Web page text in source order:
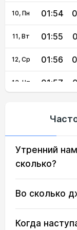
10, Пн 01:54
11, Вт 01:55
12, Ср 01:56
13, Чт 01:57
16, Вс 01:59
18, Вт 02:01
19, Ср 02:03
Утренний
сколько?
Во сколько
Когда